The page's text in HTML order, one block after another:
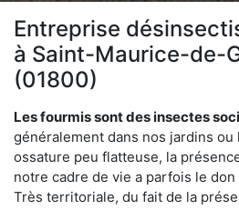
Entreprise
à Saint-Maurice-de-
(01800)
Les fourmis sont des insectes
généralement dans nos jardins ou
ossature peu flatteuse, la
notre cadre de vie a parfois le don
Très territoriale, du fait de la